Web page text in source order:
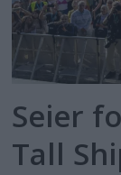
Seier
Tall